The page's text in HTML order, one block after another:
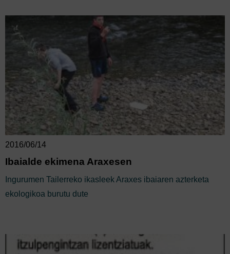
2016/06/14
Ibaialde ekimena Araxesen
Ingurumen Tailerreko ikasleek Araxes ibaiaren azterketa
ekologikoa burutu dute